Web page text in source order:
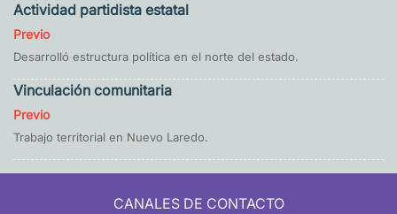
Actividad partidista estatal
Previo
Desarrolló estructura política en el norte del estado.
Vinculación comunitaria
Previo
Trabajo territorial en Nuevo Laredo.
CANALES DE CONTACTO